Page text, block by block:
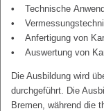
Technische
Anfertigung von
Auswertung von
Die Ausbildung wird
durchgeführt. Die
Bremen, während die